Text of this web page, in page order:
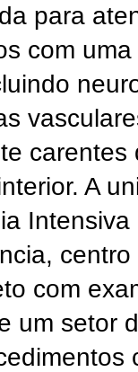
para
com
carentes
A
com
um setor